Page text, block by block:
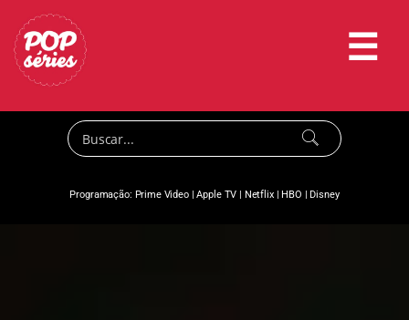
☰
Programação: Prime Video|Apple TV | Netflix|HBO |Disney